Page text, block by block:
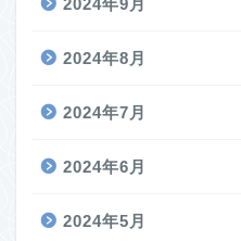
2024年9月
2024年8月
2024年7月
2024年6月
2024年5月